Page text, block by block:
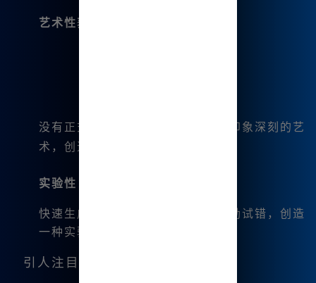
艺术性获取
没有正式培训的人也能创作出令人印象深刻的艺
术，创造力的空间变得更加平等。
实验性
快速生成和修改艺术作品的能力鼓励试错，创造
一种实验性环境。
引人注目的统计数据